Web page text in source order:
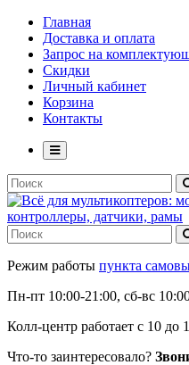
Главная
Доставка и оплата
Запрос на
Скидки
Личный кабинет
Корзина
Контакты
Режим работы пункта
Пн-пт 10:00-21:00, сб-вс
Колл-центр работает с 10 до
Что-то заинтересовало?